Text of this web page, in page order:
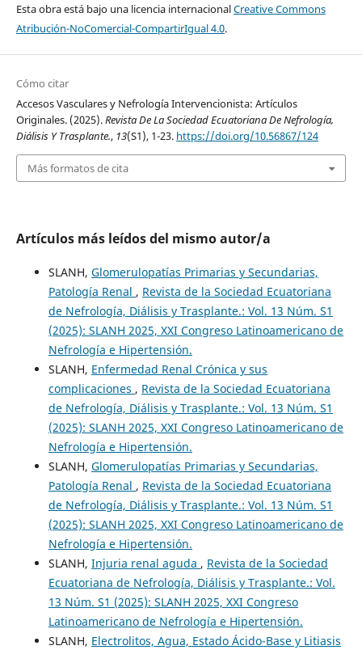
Esta obra está bajo una licencia internacionalCreative Commons
Atribución-NoComercial-CompartirIgual 4.0.
Cómo citar
Accesos Vasculares y Nefrología Intervencionista: Artículos
Originales. (2025).Revista De La Sociedad Ecuatoriana De Nefrología,
Diálisis Y Trasplante., 13(S1), 1-23. https://doi.org/10.56867/124
Más formatos de cita
Artículos más leídos del mismo autor/a
SLANH, Glomerulopatías Primarias y Secundarias,
Patología Renal , Revista de la Sociedad Ecuatoriana
de Nefrología, Diálisis y Trasplante.: Vol. 13 Núm. S1
(2025): SLANH 2025, XXI Congreso Latinoamericano de
Nefrología e Hipertensión.
SLANH, Enfermedad Renal Crónica y sus
complicaciones , Revista de la Sociedad Ecuatoriana
de Nefrología, Diálisis y Trasplante.: Vol. 13 Núm. S1
(2025): SLANH 2025, XXI Congreso Latinoamericano de
Nefrología e Hipertensión.
SLANH, Glomerulopatías Primarias y Secundarias,
Patología Renal , Revista de la Sociedad Ecuatoriana
de Nefrología, Diálisis y Trasplante.: Vol. 13 Núm. S1
(2025): SLANH 2025, XXI Congreso Latinoamericano de
Nefrología e Hipertensión.
SLANH, Injuria renal aguda , Revista de la Sociedad
Ecuatoriana de Nefrología, Diálisis y Trasplante.: Vol.
13 Núm. S1 (2025): SLANH 2025, XXI Congreso
Latinoamericano de Nefrología e Hipertensión.
SLANH, Electrolitos, Agua, Estado Ácido-Base y Litiasis